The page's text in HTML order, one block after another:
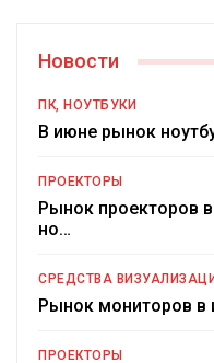
Новости
ПК, НОУТБУКИ
В июне рынок
ПРОЕКТОРЫ
Рынок проекторов
но…
СРЕДСТВА
Рынок мониторов в
ПРОЕКТОРЫ